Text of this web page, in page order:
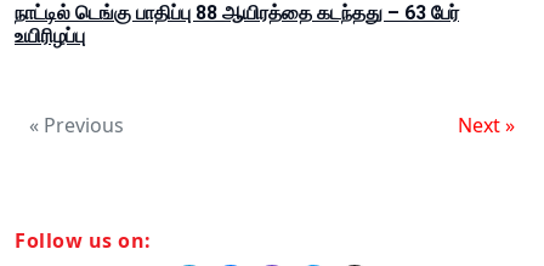
நாட்டில் டெங்கு பாதிப்பு 88 ஆயிரத்தை கடந்தது – 63 பேர்
உயிரிழப்பு
« Previous Next »
Follow us on: